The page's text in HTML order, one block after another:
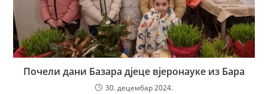
Почели дани Базара дјеце вјеронауке из Бара
30. децембар 2024.